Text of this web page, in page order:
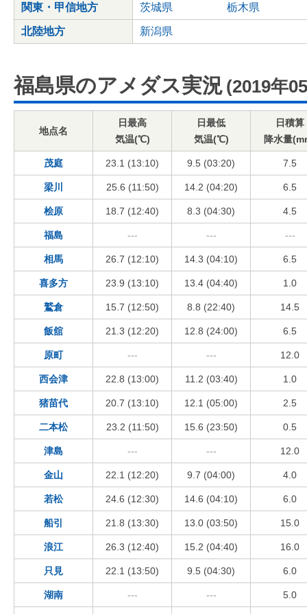
関東・甲信地方 茨城県 栃木県
北陸地方 新潟県
福島県のアメダス実況 (2019年
地点名
日最高
気温(℃)
日最低
気温(℃)
日積算
降水量
茂庭 23.1 (13:10) 9.5 (03:20) 7.5
梁川 25.6 (11:50) 14.2 (04:20) 6.5
桧原 18.7 (12:40) 8.3 (04:30) 4.5
福島 --- --- ---
相馬 26.7 (12:10) 14.3 (04:10) 6.5
喜多方 23.9 (13:10) 13.4 (04:40) 1.0
鷲倉 15.7 (12:50) 8.8 (22:40) 14.5
飯舘 21.3 (12:20) 12.8 (24:00) 6.5
原町 --- --- 12.0
西会津 22.8 (13:00) 11.2 (03:40) 1.0
猪苗代 20.7 (13:10) 12.1 (05:00) 2.5
二本松 23.2 (11:50) 15.6 (23:50) 0.5
津島 --- --- 12.0
金山 22.1 (12:20) 9.7 (04:00) 4.0
若松 24.6 (12:30) 14.6 (04:10) 6.0
船引 21.8 (13:30) 13.0 (03:50) 15.0
浪江 26.3 (12:40) 15.2 (04:40) 16.0
只見 22.1 (13:50) 9.5 (04:30) 6.0
湖南 --- --- 5.0